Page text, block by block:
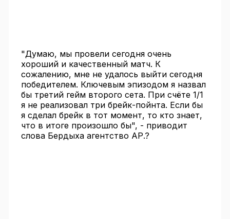
"Думаю, мы провели сегодня очень
хороший и качественный матч. К
сожалению, мне не удалось выйти сегодня
победителем. Ключевым эпизодом я назвал
бы третий гейм второго сета. При счёте 1/1
я не реализовал три брейк-пойнта. Если бы
я сделал брейк в тот момент, то кто знает,
что в итоге произошло бы", - приводит
слова Бердыха агентство АР.?